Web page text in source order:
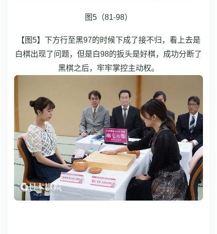
图5（81-98）
【图5】下方行至黑97的时候下成了接不归，看上去是
白棋出现了问题，但是白98的扳头是好棋，成功分断了
黑棋之后，牢牢掌控主动权。